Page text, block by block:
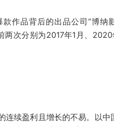
作品背后的出品公司“博纳
两次分别为2017年1月、
连续盈利且增长的不易。以